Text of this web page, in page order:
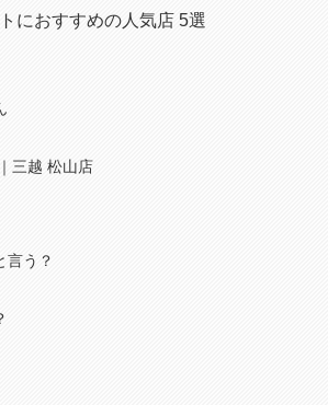
におすすめの人気店 5選
三越 松山店
言う？